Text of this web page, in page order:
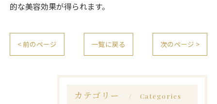
的な美容効果が得られます。
< 前のページ 一覧に戻る 次のページ >
カテゴリー Categories